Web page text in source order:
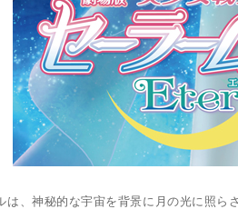
は、神秘的な宇宙を背景に月の光に照